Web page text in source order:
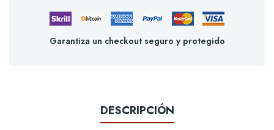
Garantiza un checkout seguro y protegido
DESCRIPCIÓN